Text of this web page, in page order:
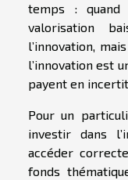
temps :
valorisation
l’innovation,
l’innovation est
payent en
Pour un
investir dans
accéder
fonds